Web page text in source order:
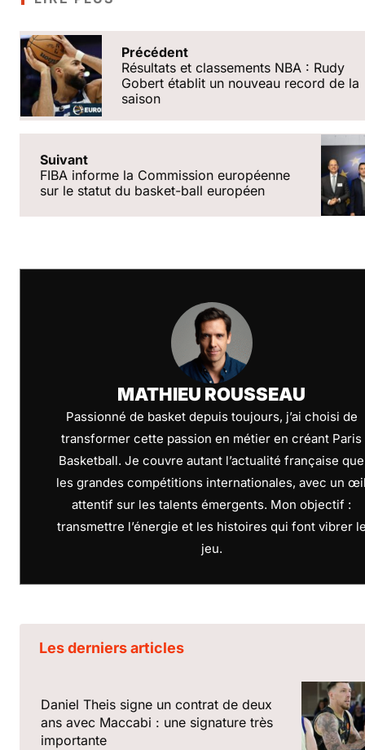
Précédent
Résultats et classements NBA : Rudy
Gobert établit un nouveau record de la
saison
Suivant
FIBA informe la Commission européenne
sur le statut du basket-ball européen
MATHIEU ROUSSEAU
Passionné de basket depuis toujours, j’ai choisi de
transformer cette passion en métier en créant Paris
Basketball. Je couvre autant l’actualité française que
les grandes compétitions internationales, avec un
attentif sur les talents émergents. Mon objectif :
transmettre l’énergie et les histoires qui font vibrer
jeu.
Les derniers articles
Daniel Theis signe un contrat de deux
ans avec Maccabi : une signature très
importante